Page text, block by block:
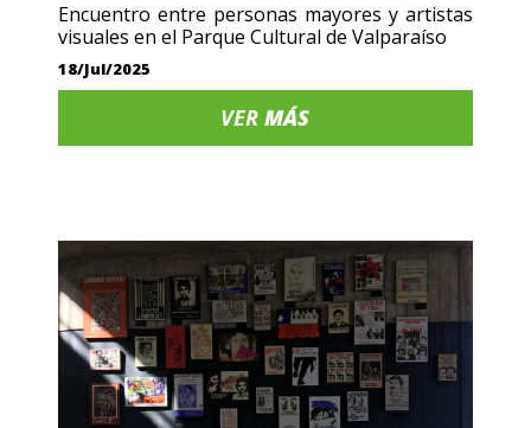
Encuentro entre personas mayores y artistas
visuales en el Parque Cultural de Valparaíso
18/Jul/2025
VERMÁS